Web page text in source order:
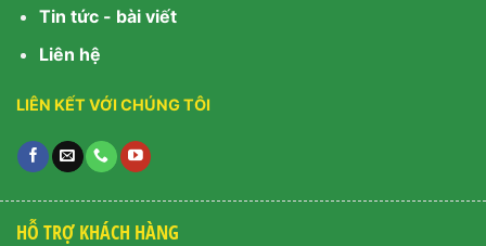
Tin tức - bài viết
Liên hệ
LIÊN KẾT VỚI CHÚNG TÔI
HỖ TRỢ KHÁCH HÀNG